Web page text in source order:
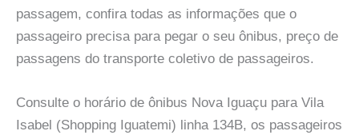
passagem, confira todas as informações que o
passageiro precisa para pegar o seu ônibus, preço de
passagens do transporte coletivo de passageiros.
Consulte o horário de ônibus Nova Iguaçu para Vila
Isabel (Shopping Iguatemi) linha 134B, os passageiros